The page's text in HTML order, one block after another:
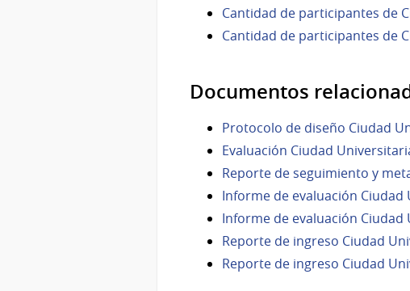
Cantidad de participantes de
Cantidad de participantes de
Documentos
Protocolo de diseño Ciudad
Evaluación Ciudad
Reporte de seguimiento y
Informe de evaluación
Informe de evaluación
Reporte de ingreso Ciudad
Reporte de ingreso Ciudad